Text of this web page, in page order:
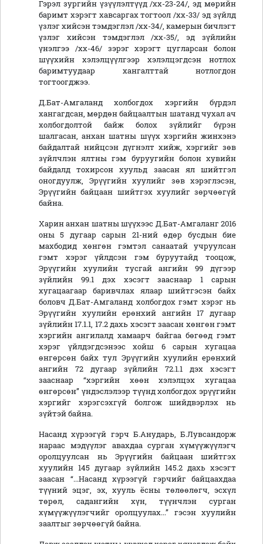
Гэрэл зургийн үзүүлэлтүүд /хх-23-24/, эд мөрийн
баримт хэрэгт хавсаргах тогтоол /хх-33/ эд зүйлд
үзлэг хийсэн тэмдэглэл /хх-34/, камерын бичлэгт
үзлэг хийсэн тэмдэглэл /хх-35/, эд зүйлийн
үнэлгээ /хх-46/ зэрэг хэрэгт цугларсан болон
шүүхийн хэлэлцүүлгээр хэлэлцэгдсэн нотлох
баримтуудаар хангалттай нотлогдон
тогтоогджээ.
Д.Бат-Амгаланд холбогдох хэргийн бүрдэл
хангагдсан, мөрдөн байцаалтын шатанд чухал ач
холбогдолтой байж болох зүйлийг бүрэн
шалгасан, анхан шатны шүүх хэргийн жинхэнэ
байдалтай нийцсэн дүгнэлт хийж, хэргийг зөв
зүйлчлэн ялтны гэм буруугийн болон хувийн
байдалд тохирсон хуульд заасан ял шийтгэл
оногдуулж, Эрүүгийн хуулийг зөв хэрэглэсэн,
Эрүүгийн байцаан шийтгэх хуулийг зөрчөөгүй
байна.
Харин анхан шатны шүүхээс Д.Бат-Амгаланг 2016
оны 5 дугаар сарын 21-ний өдөр бусдын бие
махбодид хөнгөн гэмтэл санаатай учруулсан
гэмт хэрэг үйлдсэн гэм буруутайд тооцож,
Эрүүгийн хуулийн тусгай ангийн 99 дүгээр
зүйлийн 99.1 дэх хэсэгт зааснаар 1 сарын
хугацаагаар баривчлах ялаар шийтгэсэн байх
боловч Д.Бат-Амгаланд холбогдох гэмт хэрэг нь
Эрүүгийн хуулийн ерөнхий ангийн 17 дугаар
зүйлийн 17.1.1, 17.2 дахь хэсэгт заасан хөнгөн гэмт
хэргийн ангилалд хамаарч байгаа бөгөөд гэмт
хэрэг үйлдэгдсэнээс хойш 6 сарын хугацаа
өнгөрсөн байх тул Эрүүгийн хуулийн ерөнхий
ангийн 72 дугаар зүйлийн 72.1.1 дэх хэсэгт
зааснаар “хэргийн хөөн хэлэлцэх хугацаа
өнгөрсөн” үндэслэлээр түүнд холбогдох эрүүгийн
хэргийг хэрэгсэхгүй болгож шийдвэрлэх нь
зүйтэй байна.
Насанд хүрээгүй гэрч Б.Анударь, Б.Лувсандорж
нараас мэдүүлэг авахдаа сурган хүмүүжүүлэгч
оролцуулсан нь Эрүүгийн байцаан шийтгэх
хуулийн 145 дугаар зүйлийн 145.2 дахь хэсэгт
заасан “...Насанд хүрээгүй гэрчийг байцаахдаа
түүний эцэг, эх, хууль ёсны төлөөлөгч, эсхүл
төрөл, садангийн хүн, түүнчлэн сурган
хүмүүжүүлэгчийг оролцуулах...” гэсэн хуулийн
заалтыг зөрчөөгүй байна.